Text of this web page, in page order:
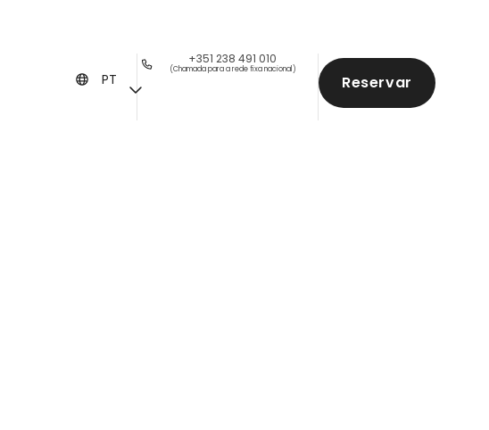
Reservar
+351 238 491 010
(Chamada para a rede fixa nacional)
PT